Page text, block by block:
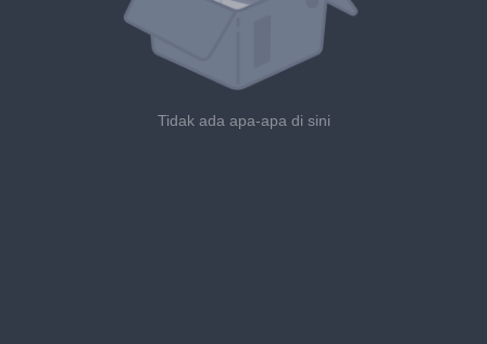
Tidak ada apa-apa di sini